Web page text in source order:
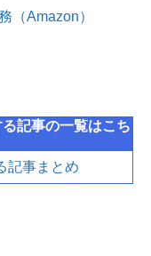
（Amazon）
記事の一覧はこち
記事まとめ